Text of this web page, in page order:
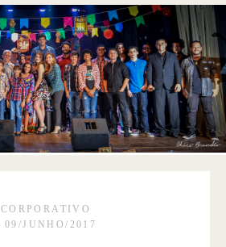
CORPORATIVO
09/JUNHO/2017